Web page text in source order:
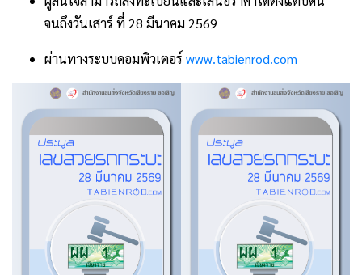
จนถึงวันเสาร์ ที่ 28 มีนาคม 2569
ผ่านทางระบบคอมพิวเตอร์ www.tabienrod.com